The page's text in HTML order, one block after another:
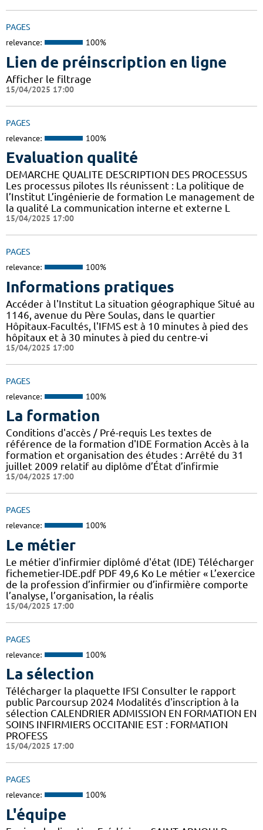
PAGES
relevance: 100%
Lien de préinscription en ligne
Afficher le filtrage
15/04/2025 17:00
PAGES
relevance: 100%
Evaluation qualité
DEMARCHE QUALITE DESCRIPTION DES PROCESSUS
Les processus pilotes Ils réunissent : La politique de
l’Institut L’ingénierie de formation Le management de
la qualité La communication interne et externe L
15/04/2025 17:00
PAGES
relevance: 100%
Informations pratiques
Accéder à l'Institut La situation géographique Situé au
1146, avenue du Père Soulas, dans le quartier
Hôpitaux-Facultés, l'IFMS est à 10 minutes à pied des
hôpitaux et à 30 minutes à pied du centre-vi
15/04/2025 17:00
PAGES
relevance: 100%
La formation
Conditions d'accès / Pré-requis Les textes de
référence de la formation d'IDE Formation Accès à la
formation et organisation des études : Arrêté du 31
juillet 2009 relatif au diplôme d’État d’infirmie
15/04/2025 17:00
PAGES
relevance: 100%
Le métier
Le métier d'infirmier diplômé d'état (IDE) Télécharger
fichemetier-IDE.pdf PDF 49,6 Ko Le métier « L’exercice
de la profession d’infirmier ou d’infirmière comporte
l’analyse, l’organisation, la réalis
15/04/2025 17:00
PAGES
relevance: 100%
La sélection
Télécharger la plaquette IFSI Consulter le rapport
public Parcoursup 2024 Modalités d'inscription à la
sélection CALENDRIER ADMISSION EN FORMATION EN
SOINS INFIRMIERS OCCITANIE EST : FORMATION
PROFESS
15/04/2025 17:00
PAGES
relevance: 100%
L'équipe